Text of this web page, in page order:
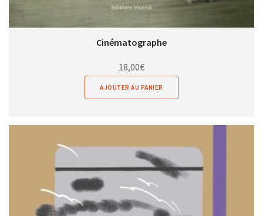
Cinématographe
18,00€
AJOUTER AU PANIER